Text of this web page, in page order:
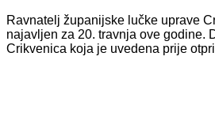
Ravnatelj županijske lučke uprave
najavljen za 20. travnja ove godine.
Crikvenica koja je uvedena prije